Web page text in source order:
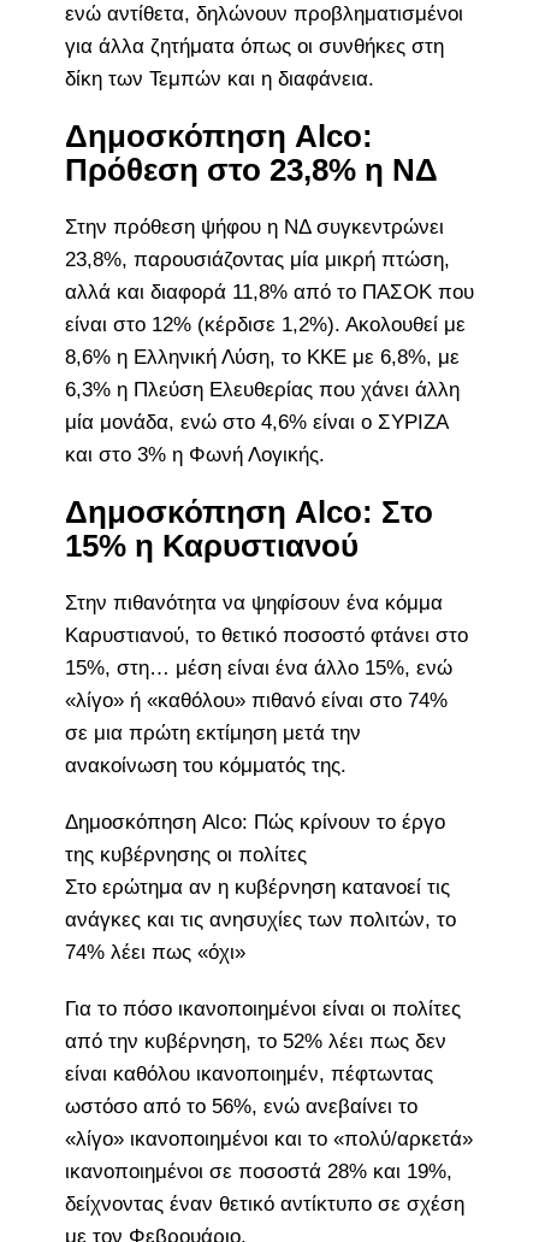
ενώ αντίθετα, δηλώνουν προβληματισμένοι
για άλλα ζητήματα όπως οι συνθήκες στη
δίκη των Τεμπών και η διαφάνεια.
Δημοσκόπηση Alco:
Πρόθεση στο 23,8% η ΝΔ
Στην πρόθεση ψήφου η ΝΔ συγκεντρώνει
23,8%, παρουσιάζοντας μία μικρή πτώση,
αλλά και διαφορά 11,8% από το ΠΑΣΟΚ που
είναι στο 12% (κέρδισε 1,2%). Ακολουθεί με
8,6% η Ελληνική Λύση, το ΚΚΕ με 6,8%, με
6,3% η Πλεύση Ελευθερίας που χάνει άλλη
μία μονάδα, ενώ στο 4,6% είναι ο ΣΥΡΙΖΑ
και στο 3% η Φωνή Λογικής.
Δημοσκόπηση Alco: Στο
15% η Καρυστιανού
Στην πιθανότητα να ψηφίσουν ένα κόμμα
Καρυστιανού, το θετικό ποσοστό φτάνει στο
15%, στη… μέση είναι ένα άλλο 15%, ενώ
«λίγο» ή «καθόλου» πιθανό είναι στο 74%
σε μια πρώτη εκτίμηση μετά την
ανακοίνωση του κόμματός της.
Δημοσκόπηση Alco: Πώς κρίνουν το έργο
της κυβέρνησης οι πολίτες
Στο ερώτημα αν η κυβέρνηση κατανοεί τις
ανάγκες και τις ανησυχίες των πολιτών, το
74% λέει πως «όχι»
Για το πόσο ικανοποιημένοι είναι οι πολίτες
από την κυβέρνηση, το 52% λέει πως δεν
είναι καθόλου ικανοποιημέν, πέφτωντας
ωστόσο από το 56%, ενώ ανεβαίνει το
«λίγο» ικανοποιημένοι και το «πολύ/αρκετά»
ικανοποιημένοι σε ποσοστά 28% και 19%,
δείχνοντας έναν θετικό αντίκτυπο σε σχέση
με τον Φεβρουάριο.